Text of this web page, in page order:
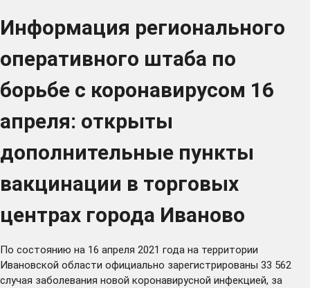
Информация регионального
оперативного штаба по
борьбе с коронавирусом 16
апреля: открыты
дополнительные пункты
вакцинации в торговых
центрах города Иваново
По состоянию на 16 апреля 2021 года на территории
Ивановской области официально зарегистрированы 33 562
случая заболевания новой коронавирусной инфекцией, за